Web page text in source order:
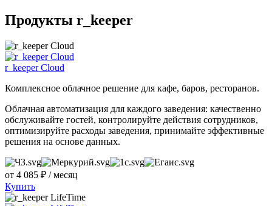
Продукты r_keeper
r_keeper Cloud
Комплексное облачное решение для кафе, баров, ресторанов.
Облачная автоматизация для каждого заведения: качественно
обслуживайте гостей, контролируйте действия сотрудников,
оптимизируйте расходы заведения, принимайте эффективные
решения на основе данных.
от 4 085 ₽ /месяц
Купить